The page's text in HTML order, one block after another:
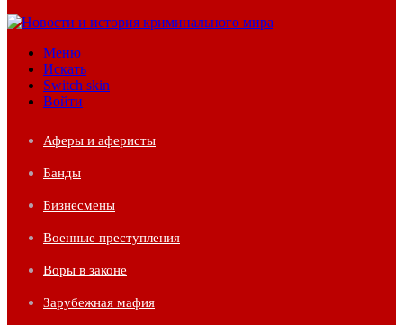
Меню
Искать
Switch skin
Войти
Аферы и аферисты
Банды
Бизнесмены
Военные преступления
Воры в законе
Зарубежная мафия